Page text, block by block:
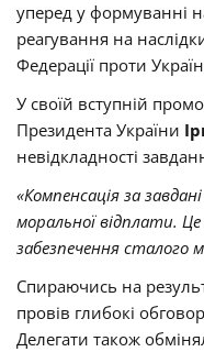
уперед у формуванні
реагування на
Федерації проти
У своїй вступній
Президента України
невідкладності
«Компенсація за
моральної відплати.
забезпечення сталого
Спираючись на
провів глибокі
Делегати також